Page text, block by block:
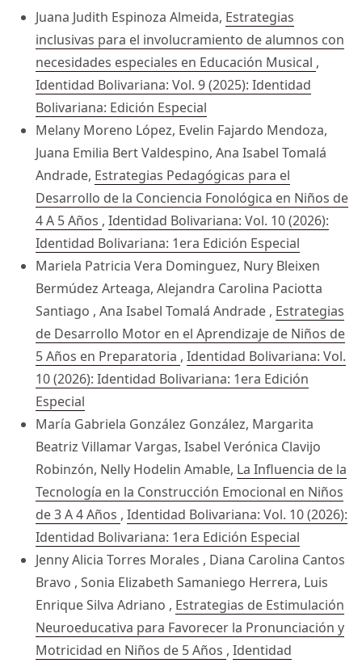
Juana Judith Espinoza Almeida, Estrategias
inclusivas para el involucramiento de alumnos con
necesidades especiales en Educación Musical ,
Identidad Bolivariana: Vol. 9 (2025): Identidad
Bolivariana: Edición Especial
Melany Moreno López, Evelin Fajardo Mendoza,
Juana Emilia Bert Valdespino, Ana Isabel Tomalá
Andrade, Estrategias Pedagógicas para el
Desarrollo de la Conciencia Fonológica en Niños de
4 A 5 Años , Identidad Bolivariana: Vol. 10 (2026):
Identidad Bolivariana: 1era Edición Especial
Mariela Patricia Vera Dominguez, Nury Bleixen
Bermúdez Arteaga, Alejandra Carolina Paciotta
Santiago , Ana Isabel Tomalá Andrade , Estrategias
de Desarrollo Motor en el Aprendizaje de Niños de
5 Años en Preparatoria , Identidad Bolivariana: Vol.
10 (2026): Identidad Bolivariana: 1era Edición
Especial
María Gabriela González González, Margarita
Beatriz Villamar Vargas, Isabel Verónica Clavijo
Robinzón, Nelly Hodelin Amable, La Influencia de la
Tecnología en la Construcción Emocional en Niños
de 3 A 4 Años , Identidad Bolivariana: Vol. 10 (2026):
Identidad Bolivariana: 1era Edición Especial
Jenny Alicia Torres Morales , Diana Carolina Cantos
Bravo , Sonia Elizabeth Samaniego Herrera, Luis
Enrique Silva Adriano , Estrategias de Estimulación
Neuroeducativa para Favorecer la Pronunciación y
Motricidad en Niños de 5 Años , Identidad